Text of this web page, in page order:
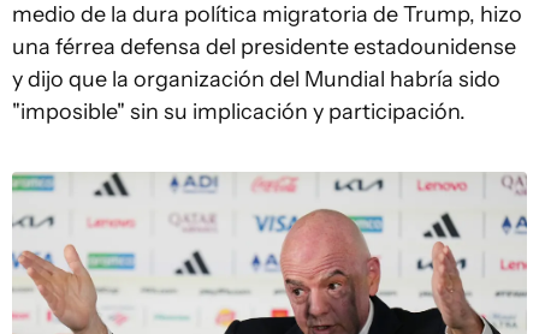
medio de la dura política migratoria de Trump, hizo
una férrea defensa del presidente estadounidense
y dijo que la organización del Mundial habría sido
"imposible" sin su implicación y participación.